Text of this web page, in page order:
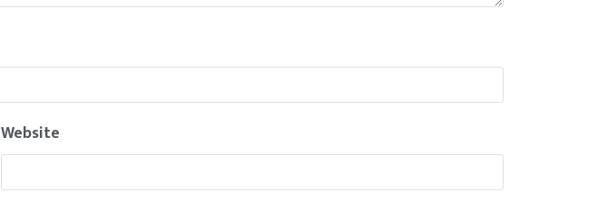
Website